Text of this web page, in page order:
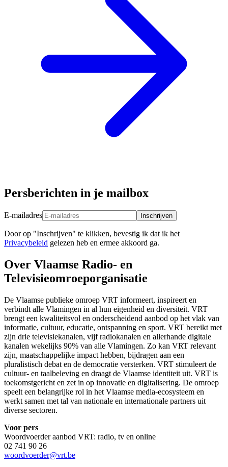
Persberichten in je mailbox
E-mailadres Inschrijven
Door op "Inschrijven" te klikken, bevestig ik dat ik het
Privacybeleid gelezen heb en ermee akkoord ga.
Over Vlaamse Radio- en
Televisieomroeporganisatie
De Vlaamse publieke omroep VRT informeert, inspireert en
verbindt alle Vlamingen in al hun eigenheid en diversiteit. VRT
brengt een kwaliteitsvol en onderscheidend aanbod op het vlak van
informatie, cultuur, educatie, ontspanning en sport. VRT bereikt met
zijn drie televisiekanalen, vijf radiokanalen en allerhande digitale
kanalen wekelijks 90% van alle Vlamingen. Zo kan VRT relevant
zijn, maatschappelijke impact hebben, bijdragen aan een
pluralistisch debat en de democratie versterken. VRT stimuleert de
cultuur- en taalbeleving en draagt de Vlaamse identiteit uit. VRT is
toekomstgericht en zet in op innovatie en digitalisering. De omroep
speelt een belangrijke rol in het Vlaamse media-ecosysteem en
werkt samen met tal van nationale en internationale partners uit
diverse sectoren.
Voor pers
Woordvoerder aanbod VRT: radio, tv en online
02 741 90 26
woordvoerder@vrt.be